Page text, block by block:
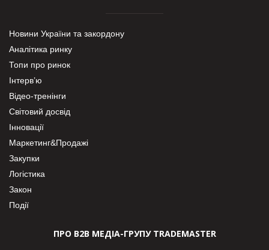
Новини України та закордону
Аналітика ринку
Топи про ринок
Інтерв’ю
Відео-тренінги
Світовий досвід
Інновації
Маркетинг&Продажі
Закупки
Логістика
Закон
Події
ПРО В2В МЕДІА-ГРУПУ TRADEMASTER